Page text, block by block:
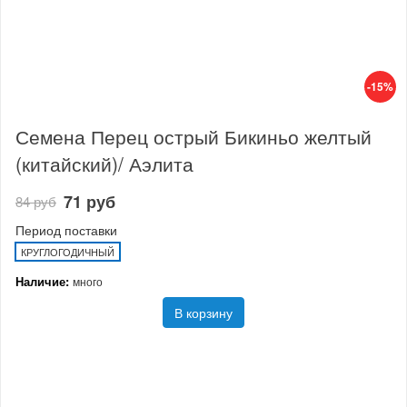
-15%
Семена Перец острый Бикиньо желтый
(китайский)/ Аэлита
84 руб 71 руб
Период поставки
КРУГЛОГОДИЧНЫЙ
Наличие: много
В корзину